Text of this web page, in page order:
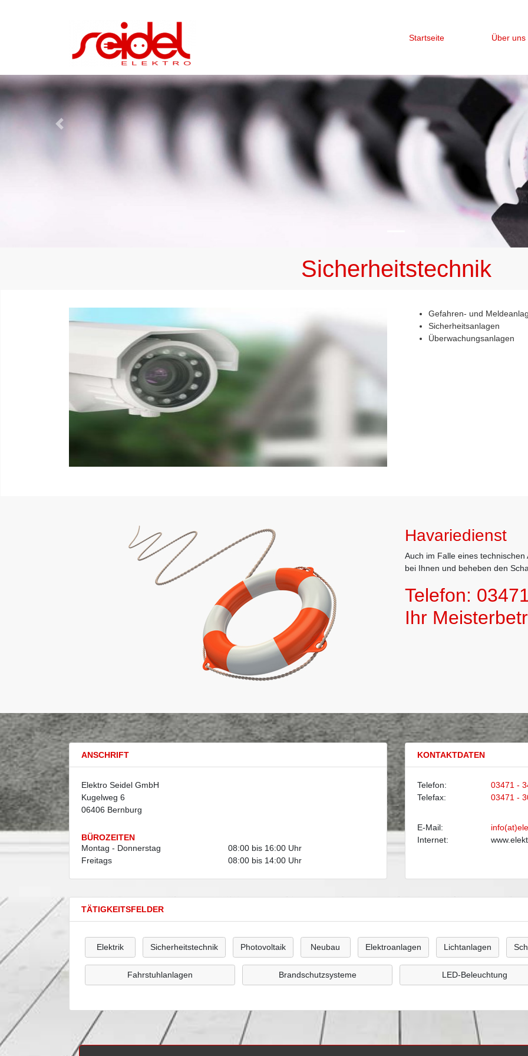
Startseite Über uns
Previous
Sicherheitstechnik
Gefahren- und
Sicherheitsanlagen
Überwachungsanlagen
Havariedienst
Auch im Falle eines
bei Ihnen und beheben den
Telefon:
Ihr
ANSCHRIFT
Elektro Seidel GmbH
Kugelweg 6
06406 Bernburg
BÜROZEITEN
Montag - Donnerstag
08:00 bis 16:00 Uhr
Freitags
08:00 bis 14:00 Uhr
KONTAKTDATEN
Telefon:
03471 -
Telefax:
03471 -
E-Mail:
Internet:
TÄTIGKEITSFELDER
Elektrik Sicherheitstechnik Photovoltaik Neubau Elektroanlagen Lichtanlagen
Fahrstuhlanlagen Brandschutzsysteme LED-Beleuchtung